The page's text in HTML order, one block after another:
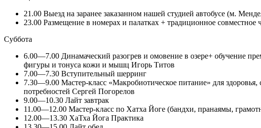
21.00 Выезд на заранее заказанном нашей студией автобусе (м.
23.00 Размещение в номерах и палатках + традиционное
Суббота
6.00—7.00 Динамаческий разогрев и омовение в озере+ обучение
фигуры и тонуса кожи и мышц Игорь Титов
7.00—7.30 Вступительный шерринг
7.30—9.00 Мастер-класс «Макробиотическое питание» для
потребностей Сергей Погорелов
9.00—10.30 Лайт завтрак
11.00—12.00 Мастер-класс по Хатха Йоге (бандхи, пранаямы,
12.00—13.30 ХаТха Йога Практика